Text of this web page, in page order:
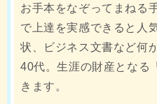
お手本をなぞってまねる
で上達を実感できると人
状、ビジネス文書など何
40代。生涯の財産となる
きます。